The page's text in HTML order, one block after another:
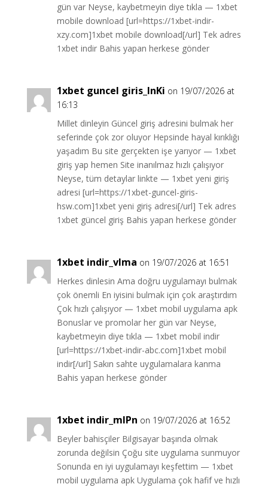
gün var Neyse, kaybetmeyin diye tıkla — 1xbet
mobile download [url=https://1xbet-indir-
xzy.com]1xbet mobile download[/url] Tek adres
1xbet indir Bahis yapan herkese gönder
1xbet guncel giris_lnKi on 19/07/2026 at
16:13
Millet dinleyin Güncel giriş adresini bulmak her
seferinde çok zor oluyor Hepsinde hayal kırıklığı
yaşadım Bu site gerçekten işe yarıyor — 1xbet
giriş yap hemen Site inanılmaz hızlı çalışıyor
Neyse, tüm detaylar linkte — 1xbet yeni giriş
adresi [url=https://1xbet-guncel-giris-
hsw.com]1xbet yeni giriş adresi[/url] Tek adres
1xbet güncel giriş Bahis yapan herkese gönder
1xbet indir_vlma on 19/07/2026 at 16:51
Herkes dinlesin Ama doğru uygulamayı bulmak
çok önemli En iyisini bulmak için çok araştırdım
Çok hızlı çalışıyor — 1xbet mobil uygulama apk
Bonuslar ve promolar her gün var Neyse,
kaybetmeyin diye tıkla — 1xbet mobil indir
[url=https://1xbet-indir-abc.com]1xbet mobil
indir[/url] Sakın sahte uygulamalara kanma
Bahis yapan herkese gönder
1xbet indir_mlPn on 19/07/2026 at 16:52
Beyler bahisçiler Bilgisayar başında olmak
zorunda değilsin Çoğu site uygulama sunmuyor
Sonunda en iyi uygulamayı keşfettim — 1xbet
mobil uygulama apk Uygulama çok hafif ve hızlı